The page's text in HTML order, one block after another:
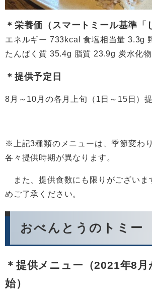
＊栄養価（スマートミール基準「
エネルギー 733kcal 食塩相当量 3.3g
たんぱく質 35.4g 脂質 23.9g 炭水化
＊提供予定日
8月～10月の各月上旬（1日～15日）
※上記3種類のメニューは、季節変わ
各々提供時期が異なります。
また、提供食数にも限りがございま
めご了承ください。
おべんとうのトミー
＊提供メニュー（2021年8月
始）